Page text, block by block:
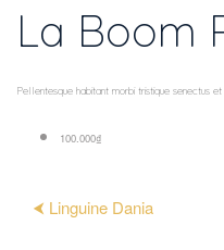
La Boom
Pellentesque habitant morbi tristique senectus et ...
100.000₫
⮜ Linguine Dania